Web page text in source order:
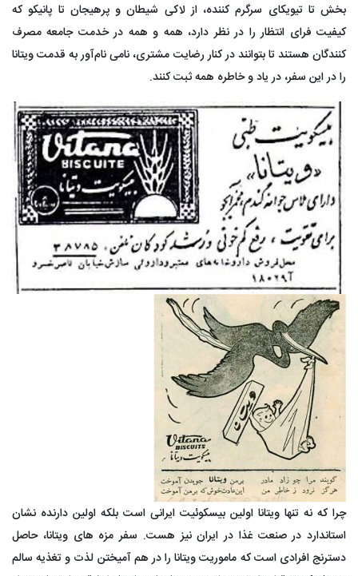
بخش تا تیویکای سرگرم کننده، از لاکی شیطان و پرهیجان تا پانیکو که
کیفیت فرای انتظار را در نظر دارد، همه و همه در خدمت جامعه مصرف
کنندگان هستند تا بتوانند در کنار رضایت مشتری، نامی نام‌آور به قدمت ویتانا
را در این سفر، در یاد و خاطره همه ثبت کنند.
چرا که نه تنها ویتانا اولین بیسکوئیت ایرانی است بلکه اولین دارنده نشان
استاندارد در صنعت غذا در ایران نیز هست. سفر مزه های ویتانا، حاصل
دسترنج افرادی است که ماموریت ویتانا را در هم آمیختن لذت و تغذیه سالم